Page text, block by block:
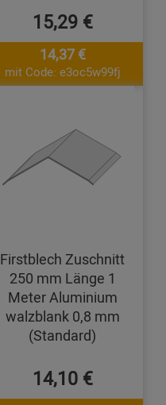
15,29 €
14,37 €
mit Code: e3oc5w99fj
Firstblech Zuschnitt
250 mm Länge 1
Meter Aluminium
walzblank 0,8 mm
(Standard)
14,10 €